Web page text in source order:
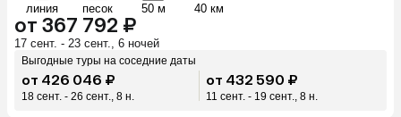
линия песок 50 м 40 км
от 367 792 ₽
17 сент. - 23 сент., 6 ночей
Выгодные туры на соседние даты
от 426 046 ₽
18 сент. - 26 сент., 8 н.
от 432 590 ₽
11 сент. - 19 сент., 8 н.